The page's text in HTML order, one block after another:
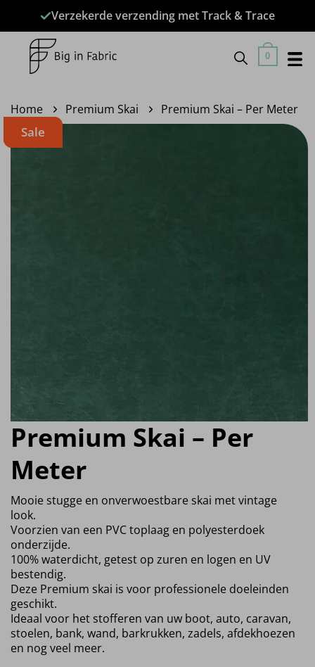
inhoud
Verzekerde verzending met Track & Trace
0
Home Premium Skai Premium Skai – Per Meter
Sale
Premium Skai – Per
Meter
Mooie stugge en onverwoestbare skai met vintage
look.
Voorzien van een PVC toplaag en polyesterdoek
onderzijde.
100% waterdicht, getest op zuren en logen en UV
bestendig.
Deze Premium skai is voor professionele doeleinden
geschikt.
Ideaal voor het stofferen van uw boot, auto, caravan,
stoelen, bank, wand, barkrukken, zadels, afdekhoezen
en nog veel meer.